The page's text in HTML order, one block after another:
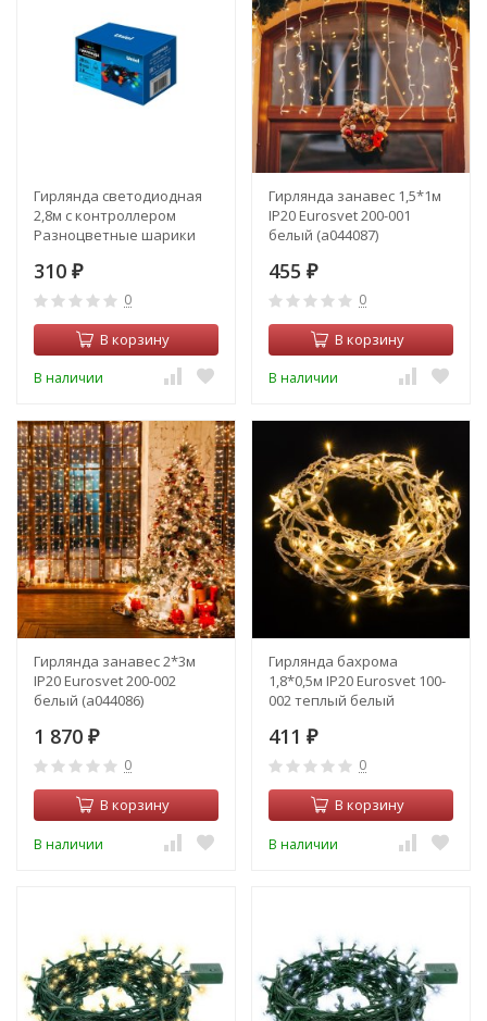
Гирлянда светодиодная
2,8м с контроллером
Разноцветные шарики
DGA)
310 ₽
0
В корзину
В наличии
Гирлянда занавес 1,5*1м
IP20 Eurosvet 200-001
белый (a044087)
455 ₽
0
В корзину
В наличии
Гирлянда занавес 2*3м
IP20 Eurosvet 200-002
белый (a044086)
1 870 ₽
0
В корзину
В наличии
Гирлянда бахрома
1,8*0,5м IP20 Eurosvet 100-
002 теплый белый
411 ₽
0
В корзину
В наличии